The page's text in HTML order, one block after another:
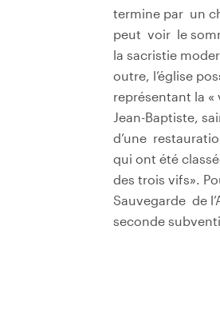
termine par un
peut voir le
la sacristie
outre, l’église
représentant la
Jean-Baptiste,
d’une
qui ont été
des trois vifs».
Sauvegarde de
seconde